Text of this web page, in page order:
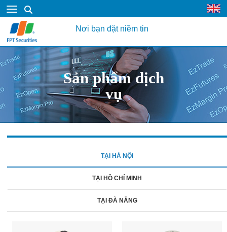
Nơi bạn đặt niềm tin
Sản phẩm dịch
vụ
TẠI HÀ NỘI
TẠI HỒ CHÍ MINH
TẠI ĐÀ NẴNG